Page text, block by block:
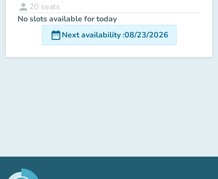
person 20 seats
No slots available for today
date_rangeNext availability:08/23/2026